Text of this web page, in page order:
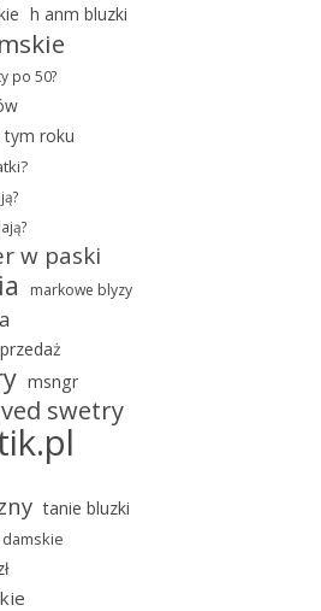
h anm bluzki
po 50?
tym roku
w paski
markowe blyzy
msngr
swetry
tanie bluzki